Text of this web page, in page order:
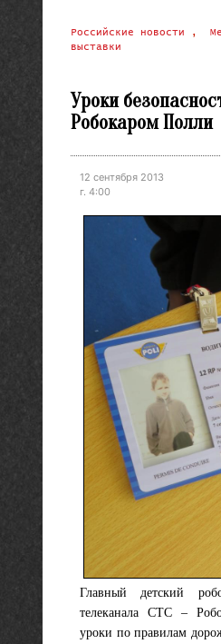
Российские новости ,
выставки
Уроки
Робокаром Полли
12 сентября 2013
г. 4:00
Главный детский
телеканала СТС –
уроки по правилам